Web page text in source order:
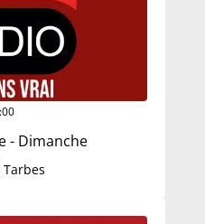
- Dimanche